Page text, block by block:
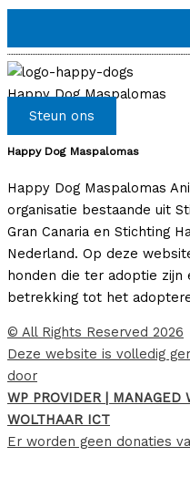
Happy Dog Maspalomas
Steun ons
Happy Dog Maspalomas
Happy Dog Maspalomas
organisatie bestaande uit
Gran Canaria en Stichting
Nederland. Op deze
honden die ter adoptie
betrekking tot het
© All Rights Reserved 2026
Deze website is volledig
door
WP PROVIDER | MANAGED
WOLTHAAR ICT
Er worden geen donaties